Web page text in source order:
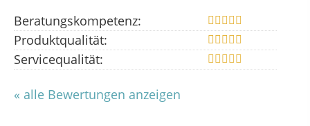
Beratungskompetenz:
Produktqualität:
Servicequalität:
« alle Bewertungen anzeigen